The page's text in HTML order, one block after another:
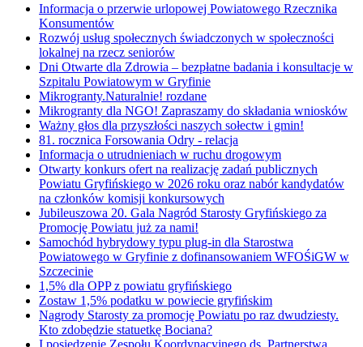
Informacja o przerwie urlopowej Powiatowego Rzecznika
Konsumentów
Rozwój usług społecznych świadczonych w społeczności
lokalnej na rzecz seniorów
Dni Otwarte dla Zdrowia – bezpłatne badania i konsultacje w
Szpitalu Powiatowym w Gryfinie
Mikrogranty.Naturalnie! rozdane
Mikrogranty dla NGO! Zapraszamy do składania wniosków
Ważny głos dla przyszłości naszych sołectw i gmin!
81. rocznica Forsowania Odry - relacja
Informacja o utrudnieniach w ruchu drogowym
Otwarty konkurs ofert na realizację zadań publicznych
Powiatu Gryfińskiego w 2026 roku oraz nabór kandydatów
na członków komisji konkursowych
Jubileuszowa 20. Gala Nagród Starosty Gryfińskiego za
Promocję Powiatu już za nami!
Samochód hybrydowy typu plug-in dla Starostwa
Powiatowego w Gryfinie z dofinansowaniem WFOŚiGW w
Szczecinie
1,5% dla OPP z powiatu gryfińskiego
Zostaw 1,5% podatku w powiecie gryfińskim
Nagrody Starosty za promocję Powiatu po raz dwudziesty.
Kto zdobędzie statuetkę Bociana?
I posiedzenie Zespołu Koordynacyjnego ds. Partnerstwa